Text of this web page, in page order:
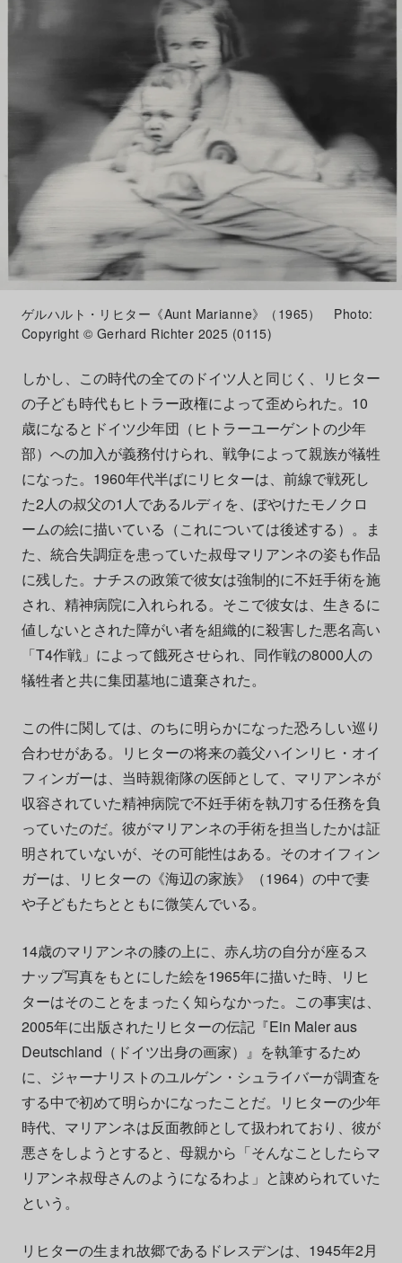
ゲルハルト・リヒター《Aunt Marianne》（1965） Photo:
Copyright © Gerhard Richter 2025 (0115)
しかし、この時代の全てのドイツ人と同じく、リヒター
の子ども時代もヒトラー政権によって歪められた。10
歳になるとドイツ少年団（ヒトラーユーゲントの少年
部）への加入が義務付けられ、戦争によって親族が犠牲
になった。1960年代半ばにリヒターは、前線で戦死し
た2人の叔父の1人であるルディを、ぼやけたモノクロ
ームの絵に描いている（これについては後述する）。ま
た、統合失調症を患っていた叔母マリアンネの姿も作品
に残した。ナチスの政策で彼女は強制的に不妊手術を施
され、精神病院に入れられる。そこで彼女は、生きるに
値しないとされた障がい者を組織的に殺害した悪名高い
「T4作戦」によって餓死させられ、同作戦の8000人の
犠牲者と共に集団墓地に遺棄された。
この件に関しては、のちに明らかになった恐ろしい巡り
合わせがある。リヒターの将来の義父ハインリヒ・オイ
フィンガーは、当時親衛隊の医師として、マリアンネが
収容されていた精神病院で不妊手術を執刀する任務を負
っていたのだ。彼がマリアンネの手術を担当したかは証
明されていないが、その可能性はある。そのオイフィン
ガーは、リヒターの《海辺の家族》（1964）の中で妻
や子どもたちとともに微笑んでいる。
14歳のマリアンネの膝の上に、赤ん坊の自分が座るス
ナップ写真をもとにした絵を1965年に描いた時、リヒ
ターはそのことをまったく知らなかった。この事実は、
2005年に出版されたリヒターの伝記『Ein Maler aus
Deutschland（ドイツ出身の画家）』を執筆するため
に、ジャーナリストのユルゲン・シュライバーが調査を
する中で初めて明らかになったことだ。リヒターの少年
時代、マリアンネは反面教師として扱われており、彼が
悪さをしようとすると、母親から「そんなことしたらマ
リアンネ叔母さんのようになるわよ」と諌められていた
という。
リヒターの生まれ故郷であるドレスデンは、1945年2月